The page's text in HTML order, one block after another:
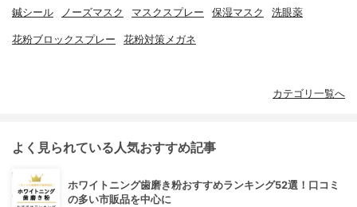
鍼シール ノーズマスク マスクスプレー 保湿マスク 洗眼薬
花粉ブロックスプレー 花粉対策メガネ
カテゴリ一覧へ
よく見られている人気おすすめ記事
ホワイトニング歯磨き粉おすすめランキング52選！口コミ
の多い市販品を中心に